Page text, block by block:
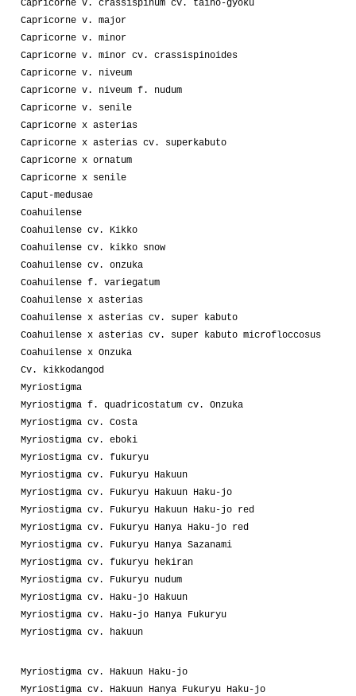
Capricorne v. crassispinum cv. taiho-gyoku
Capricorne v. major
Capricorne v. minor
Capricorne v. minor cv. crassispinoides
Capricorne v. niveum
Capricorne v. niveum f. nudum
Capricorne v. senile
Capricorne x asterias
Capricorne x asterias cv. superkabuto
Capricorne x ornatum
Capricorne x senile
Caput-medusae
Coahuilense
Coahuilense cv. Kikko
Coahuilense cv. kikko snow
Coahuilense cv. onzuka
Coahuilense f. variegatum
Coahuilense x asterias
Coahuilense x asterias cv. super kabuto
Coahuilense x asterias cv. super kabuto microfloccosus
Coahuilense x Onzuka
Cv. kikkodangod
Myriostigma
Myriostigma f. quadricostatum cv. Onzuka
Myriostigma cv. Costa
Myriostigma cv. eboki
Myriostigma cv. fukuryu
Myriostigma cv. Fukuryu Hakuun
Myriostigma cv. Fukuryu Hakuun Haku-jo
Myriostigma cv. Fukuryu Hakuun Haku-jo red
Myriostigma cv. Fukuryu Hanya Haku-jo red
Myriostigma cv. Fukuryu Hanya Sazanami
Myriostigma cv. fukuryu hekiran
Myriostigma cv. Fukuryu nudum
Myriostigma cv. Haku-jo Hakuun
Myriostigma cv. Haku-jo Hanya Fukuryu
Myriostigma cv. hakuun
Myriostigma cv. Hakuun Haku-jo
Myriostigma cv. Hakuun Hanya Fukuryu Haku-jo